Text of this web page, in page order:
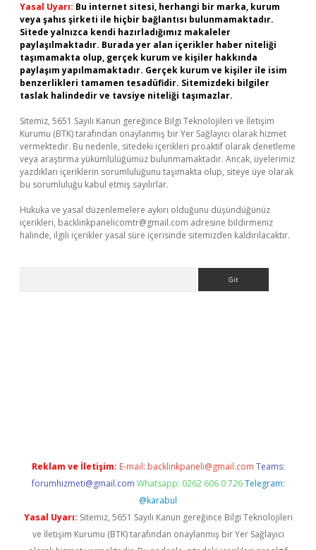
Yasal Uyarı: Bu internet sitesi, herhangi bir marka, kurum
veya şahıs şirketi ile hiçbir bağlantısı bulunmamaktadır.
Sitede yalnızca kendi hazırladığımız makaleler
paylaşılmaktadır. Burada yer alan içerikler haber niteliği
taşımamakta olup, gerçek kurum ve kişiler hakkında
paylaşım yapılmamaktadır. Gerçek kurum ve kişiler ile isim
benzerlikleri tamamen tesadüfidir. Sitemizdeki bilgiler
taslak halindedir ve tavsiye niteliği taşımazlar.
Sitemiz, 5651 Sayılı Kanun gereğince Bilgi Teknolojileri ve İletişim
Kurumu (BTK) tarafından onaylanmış bir Yer Sağlayıcı olarak hizmet
vermektedir. Bu nedenle, sitedeki içerikleri proaktif olarak denetleme
veya araştırma yükümlülüğümüz bulunmamaktadır. Ancak, üyelerimiz
yazdıkları içeriklerin sorumluluğunu taşımakta olup, siteye üye olarak
bu sorumluluğu kabul etmiş sayılırlar.
Hukuka ve yasal düzenlemelere aykırı olduğunu düşündüğünüz
içerikleri, backlinkpanelicomtr@gmail.com adresine bildirmeniz
halinde, ilgili içerikler yasal süre içerisinde sitemizden kaldırılacaktır.
Reklam ve İletişim: E-mail: backlinkpaneli@gmail.com Teams:
forumhizmeti@gmail.com Whatsapp: 0262 606 0 726 Telegram:
@karabul
Yasal Uyarı: Sitemiz, 5651 Sayılı Kanun gereğince Bilgi Teknolojileri
ve İletişim Kurumu (BTK) tarafından onaylanmış bir Yer Sağlayıcı